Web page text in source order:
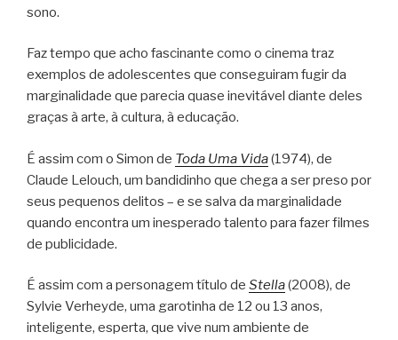
sono.
Faz tempo que acho fascinante como o cinema traz
exemplos de adolescentes que conseguiram fugir da
marginalidade que parecia quase inevitável diante deles
graças à arte, à cultura, à educação.
É assim com o Simon de Toda Uma Vida(1974), de
Claude Lelouch, um bandidinho que chega a ser preso por
seus pequenos delitos – e se salva da marginalidade
quando encontra um inesperado talento para fazer filmes
de publicidade.
É assim com a personagem título de Stella(2008), de
Sylvie Verheyde, uma garotinha de 12 ou 13 anos,
inteligente, esperta, que vive num ambiente de